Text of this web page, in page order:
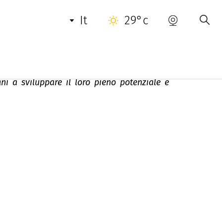
it 29°c
libero
a sviluppare il loro pieno potenziale e